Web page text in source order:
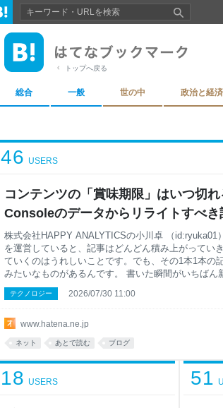
トップへ戻る
総合 一般 世の中 政治と経済
コンテンツの「賞味期限」はいつ切
Consoleのデータからリライトすべき
法 - オウンドメディア戦略ラボ by は
46 USERS
www.hatena.ne.jp
株式会社HAPPY ANALYTICSの小川卓 （id:ryuka01
を運営していると、記事はどんどん積み上がってい
ていくのはうれしいことです。でも、その1本1本の
みたいなものがあるんです。 書いた瞬間がいちばん
つ情報が古びていく。読者にとっての価値も、じわ
前、「過去記事を『資産』に変える! GA4を活用した
どう上げるか」という話でした。 今回はちょっと角
で古びてしまった記事を、データからどう見つける
検知から、リライト後の評価まで、実際の運用フロ
直、全部の記事を新品みたいに保つの
テクノロジー 2026/07/30 11:00
ネット あとで読む ブログ
18 USERS 51